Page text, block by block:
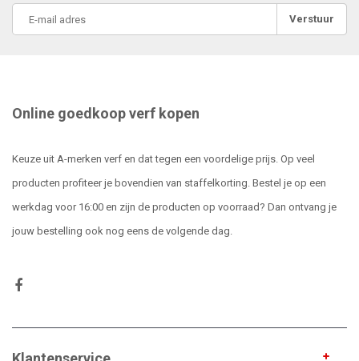
Verstuur
Online goedkoop verf kopen
Keuze uit A-merken verf en dat tegen een voordelige prijs. Op veel
producten profiteer je bovendien van staffelkorting. Bestel je op een
werkdag voor 16:00 en zijn de producten op voorraad? Dan ontvang je
jouw bestelling ook nog eens de volgende dag.